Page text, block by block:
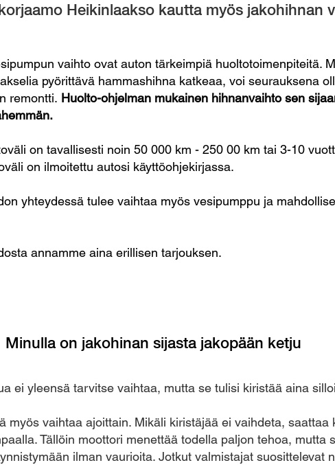
Heikinlaakso kautta myös jakohihnan
vaihto ovat auton tärkeimpiä huoltotoimenpiteitä.
pyörittävä hammashihna katkeaa, voi seurauksena
remontti. Huolto-ohjelman mukainen hihnanvaihto sen
on tavallisesti noin 50 000 km - 250 00 km tai 3-10
on ilmoitettu autosi käyttöohjekirjassa.
yhteydessä tulee vaihtaa myös vesipumppu ja
annamme aina erillisen tarjouksen.
Minulla on jakohinan sijasta jakopään ketju
ei yleensä tarvitse vaihtaa, mutta se tulisi kiristää aina
myös vaihtaa ajoittain. Mikäli kiristäjää ei vaihdeta, saattaa
Tällöin moottori menettää todella paljon tehoa, mutta
ilman vaurioita. Jotkut valmistajat suosittelevat